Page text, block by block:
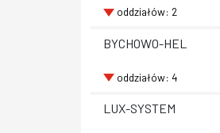
oddziałów: 2
BYCHOWO-HEL
oddziałów: 4
LUX-SYSTEM